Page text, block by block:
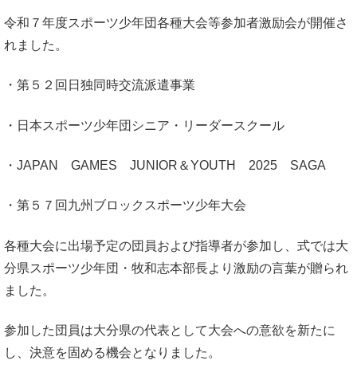
令和７年度スポーツ少年団各種大会等参加者激励会が開催さ
れました。
・第５２回日独同時交流派遣事業
・日本スポーツ少年団シニア・リーダースクール
・JAPAN GAMES JUNIOR＆YOUTH 2025 SAGA
・第５７回九州ブロックスポーツ少年大会
各種大会に出場予定の団員および指導者が参加し、式では大
分県スポーツ少年団・牧和志本部長より激励の言葉が贈られ
ました。
参加した団員は大分県の代表として大会への意欲を新たに
し、決意を固める機会となりました。